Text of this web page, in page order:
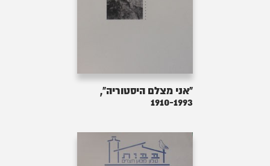
"אני מצלם היסטוריה",
1910-1993